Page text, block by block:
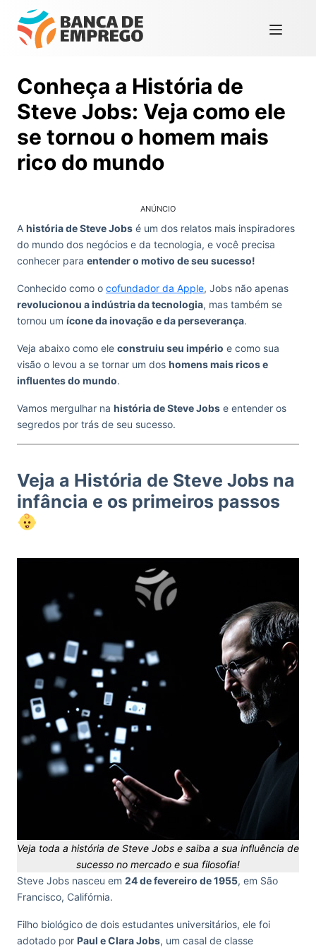
Conheça a História de
Steve Jobs: Veja como ele
se tornou o homem mais
rico do mundo
ANÚNCIO
A história de Steve Jobs é um dos relatos mais inspiradores
do mundo dos negócios e da tecnologia, e você precisa
conhecer para entender o motivo de seu sucesso!
Conhecido como o cofundador da Apple, Jobs não apenas
revolucionou a indústria da tecnologia, mas também se
tornou um ícone da inovação e da perseverança.
Veja abaixo como ele construiu seu império e como sua
visão o levou a se tornar um dos homens mais ricos e
influentes do mundo.
Vamos mergulhar na história de Steve Jobs e entender os
segredos por trás de seu sucesso.
Veja a História de Steve Jobs na
infância e os primeiros passos
Veja toda a história de Steve Jobs e saiba a sua influência de
sucesso no mercado e sua filosofia!
Steve Jobs nasceu em 24 de fevereiro de 1955, em São
Francisco, Califórnia.
Filho biológico de dois estudantes universitários, ele foi
adotado por Paul e Clara Jobs, um casal de classe